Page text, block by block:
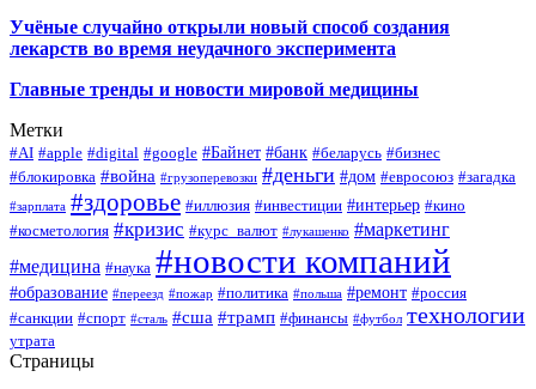
Учёные случайно открыли новый способ создания
лекарств во время неудачного эксперимента
Главные тренды и новости мировой медицины
Метки
#AI #apple #digital #google #Байнет #банк #беларусь #бизнес
#блокировка #война #грузоперевозки #деньги #дом #евросоюз #загадка
#зарплата #здоровье #иллюзия #инвестиции #интерьер #кино
#косметология #кризис #курс_валют #лукашенко #маркетинг
#медицина #наука #новости компаний
#образование #переезд #пожар #политика #польша #ремонт #россия
#санкции #спорт #сталь #сша #трамп #финансы #футбол технологии
утрата
Страницы